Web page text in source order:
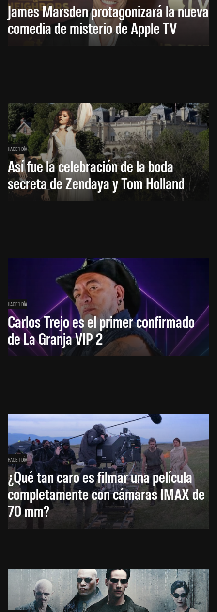
James Marsden protagonizará la nueva
comedia de misterio de Apple TV
HACE 1 DÍA
Así fue la celebración de la boda
secreta de Zendaya y Tom Holland
HACE 1 DÍA
Carlos Trejo es el primer confirmado
de La Granja VIP 2
HACE 1 DÍA
¿Qué tan caro es filmar una película
completamente con cámaras IMAX de
70 mm?